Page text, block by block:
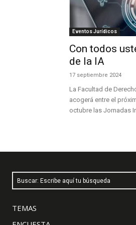
Eventos Jurídicos
Con todos
de la IA
17 septiembre 2024
La Facultad de
acogerá entre el
octubre las Jornadas
Buscar: Escribe aquí tu búsqueda
TEMAS